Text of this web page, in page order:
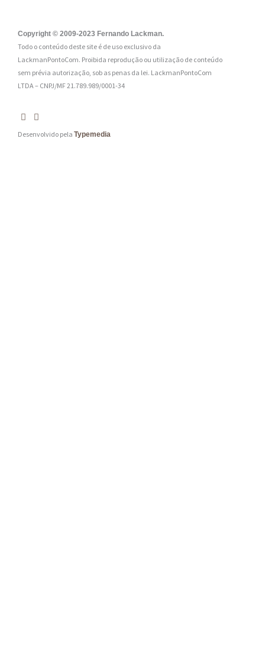
:
*
Copyright © 2009-2023 Fernando Lackman.
Todo o conteúdo deste site é de uso exclusivo da
LackmanPontoCom. Proibida reprodução ou utilização de conteúdo
sem prévia autorização, sob as penas da lei. LackmanPontoCom
LTDA – CNPJ/MF 21.789.989/0001-34
Desenvolvido pela Typemedia